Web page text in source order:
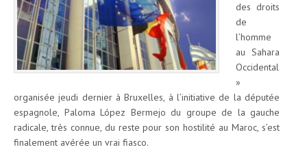
des droits
de
l’homme
au Sahara
Occidental
»
organisée jeudi dernier à Bruxelles, à l’initiative de la députée
espagnole, Paloma López Bermejo du groupe de la gauche
radicale, très connue, du reste pour son hostilité au Maroc, s’est
finalement avérée un vrai fiasco.